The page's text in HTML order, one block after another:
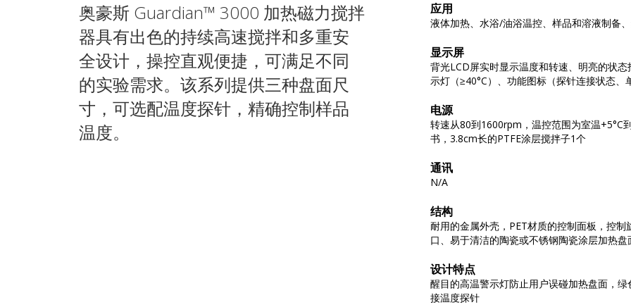
奥豪斯 Guardian™ 3000 加热磁力搅拌
器具有出色的持续高速搅拌和多重安
全设计，操控直观便捷，可满足不同
的实验需求。该系列提供三种盘面尺
寸，可选配温度探针，精确控制样品
温度。
应用
液体加热、水浴/油浴温控、样品和溶液制备
显示屏
背光LCD屏实时显示温度和转速、明亮的状
示灯（≥40°C）、功能图标（探针连接状态、
电源
转速从80到1600rpm，温控范围为室温+5°C
书，3.8cm长的PTFE涂层搅拌子1个
通讯
N/A
结构
耐用的金属外壳，PET材质的控制面板，控
口、易于清洁的陶瓷或不锈钢陶瓷涂层加热盘
设计特点
醒目的高温警示灯防止用户误碰加热盘面，
接温度探针